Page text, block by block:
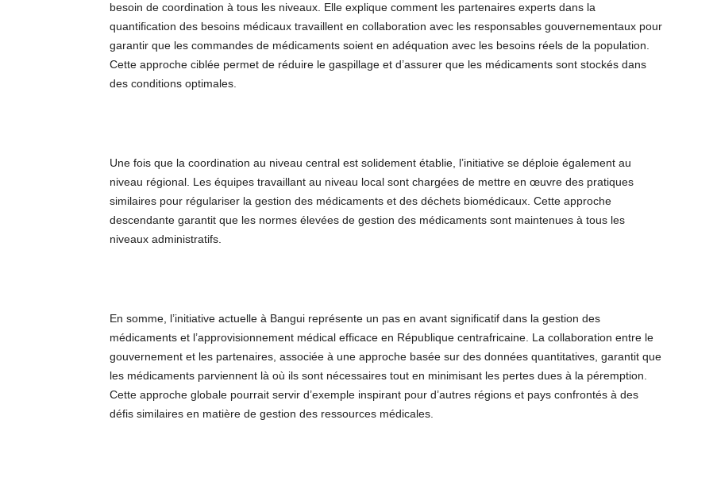
besoin de coordination à tous les niveaux. Elle explique comment les partenaires experts dans la
quantification des besoins médicaux travaillent en collaboration avec les responsables gouvernementaux pour
garantir que les commandes de médicaments soient en adéquation avec les besoins réels de la population.
Cette approche ciblée permet de réduire le gaspillage et d’assurer que les médicaments sont stockés dans
des conditions optimales.
Une fois que la coordination au niveau central est solidement établie, l’initiative se déploie également au
niveau régional. Les équipes travaillant au niveau local sont chargées de mettre en œuvre des pratiques
similaires pour régulariser la gestion des médicaments et des déchets biomédicaux. Cette approche
descendante garantit que les normes élevées de gestion des médicaments sont maintenues à tous les
niveaux administratifs.
En somme, l’initiative actuelle à Bangui représente un pas en avant significatif dans la gestion des
médicaments et l’approvisionnement médical efficace en République centrafricaine. La collaboration entre le
gouvernement et les partenaires, associée à une approche basée sur des données quantitatives, garantit que
les médicaments parviennent là où ils sont nécessaires tout en minimisant les pertes dues à la péremption.
Cette approche globale pourrait servir d’exemple inspirant pour d’autres régions et pays confrontés à des
défis similaires en matière de gestion des ressources médicales.